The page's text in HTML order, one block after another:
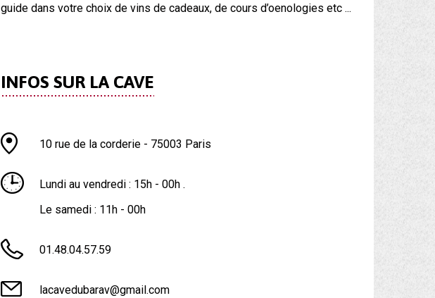
guide dans votre choix de vins de cadeaux, de cours d’oenologies etc ...
INFOS SUR LA CAVE
10 rue de la corderie - 75003 Paris
Lundi au vendredi : 15h - 00h .
Le samedi : 11h - 00h
01.48.04.57.59
lacavedubarav@gmail.com